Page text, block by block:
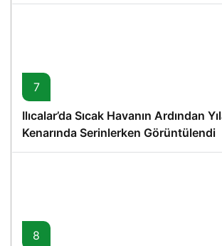
7
Ilıcalar’da Sıcak Havanın Ardından
Kenarında Serinlerken Görüntülendi
8